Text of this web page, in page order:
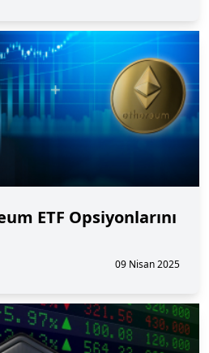
ETF Opsiyonlarını
09 Nisan 2025